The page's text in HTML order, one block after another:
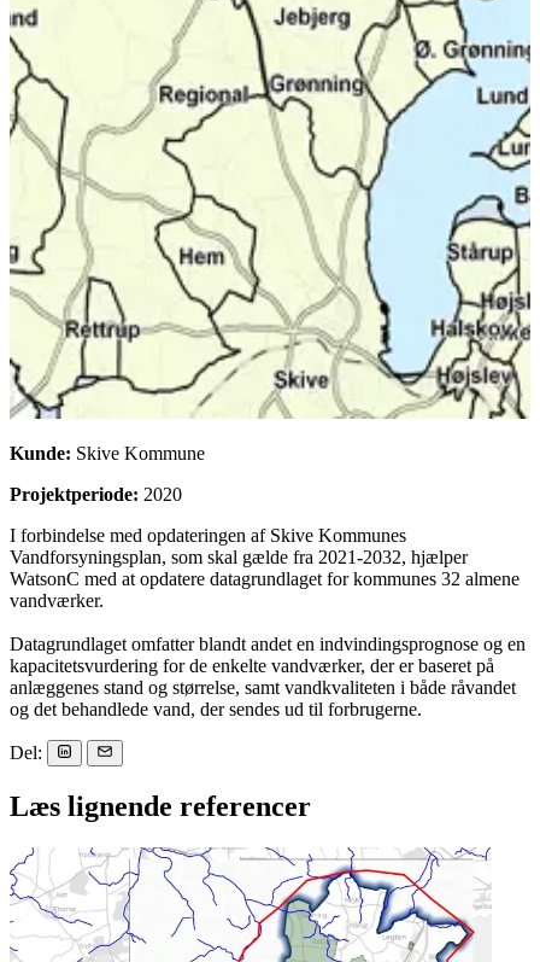
Kunde: Skive Kommune
Projektperiode: 2020
I forbindelse med opdateringen af Skive Kommunes
Vandforsyningsplan, som skal gælde fra 2021-2032, hjælper
WatsonC med at opdatere datagrundlaget for kommunes 32 almene
vandværker.
Datagrundlaget omfatter blandt andet en indvindingsprognose og en
kapacitetsvurdering for de enkelte vandværker, der er baseret på
anlæggenes stand og størrelse, samt vandkvaliteten i både råvandet
og det behandlede vand, der sendes ud til forbrugerne.
Del:
Læs lignende referencer